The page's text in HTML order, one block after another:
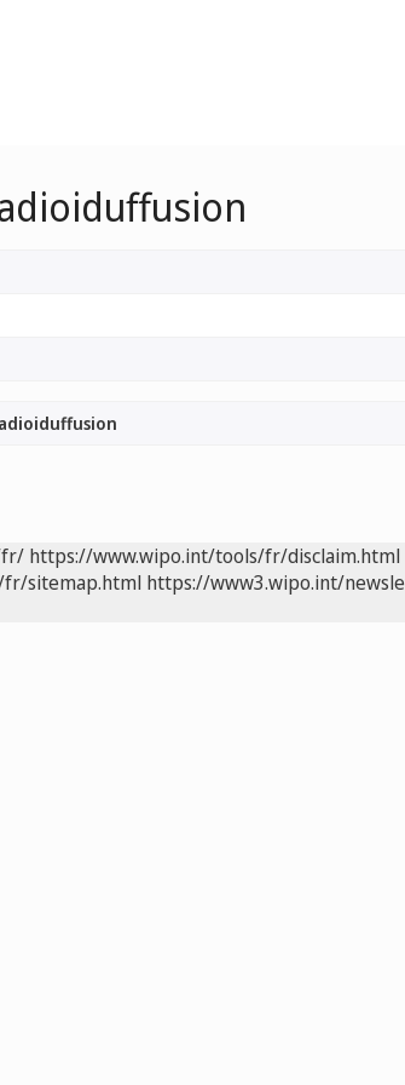
fr/ https://www.wipo.int/tools/fr/disclaim.html
sitemap.html https://www3.wipo.int/